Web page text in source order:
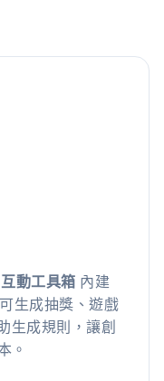
互動工具箱 內建
生成抽獎、遊戲
生成規則，讓創
。